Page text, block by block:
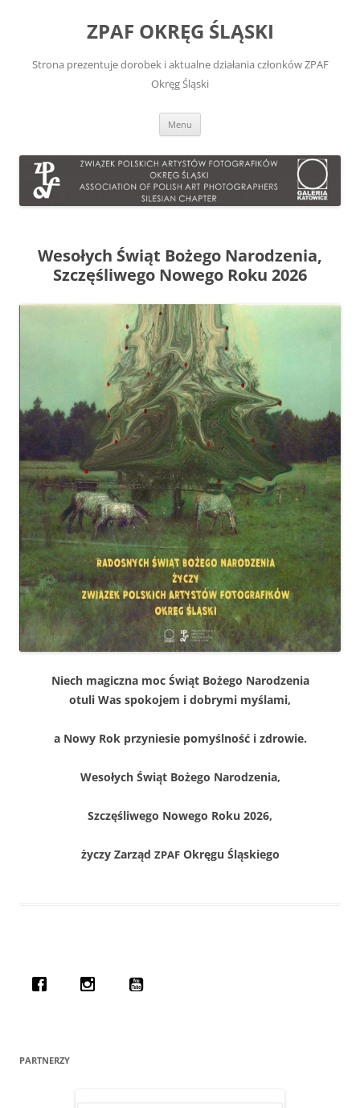
ZPAF OKRĘG ŚLĄSKI
Strona prezentuje dorobek i aktualne działania członków ZPAF
Okręg Śląski
Menu
Wesołych Świąt Bożego Narodzenia,
Szczęśliwego Nowego Roku 2026
Niech mag­icz­na moc Świąt Bożego Narodzenia
otuli Was spoko­jem i dobry­mi myślami,
a Nowy Rok przyniesie pomyśl­ność i zdrowie.
Wesołych Świąt Bożego Narodzenia,
Szczęśli­wego Nowego Roku 2026,
życzy Zarząd ZPAFOkręgu Śląskiego
PARTNERZY